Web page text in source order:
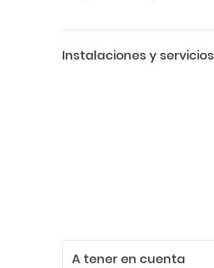
Instalaciones y servicios
A tener en cuenta